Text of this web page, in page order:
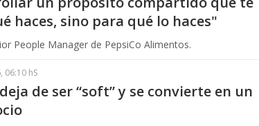
haces, sino para qué lo haces"
People Manager de PepsiCo Alimentos.
06:10 hS
de ser “soft” y se convierte en un